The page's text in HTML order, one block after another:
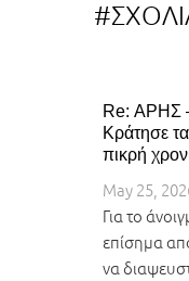
Re: ΑΡΗΣ –
Κράτησε
πικρή
May 25,
Για το
επίσημα
να